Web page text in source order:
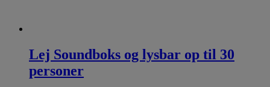
Lej Soundboks og lysbar op til 30
personer